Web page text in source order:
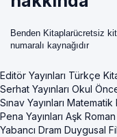
Benden Kitaplarücretsiz
numaralı kaynağıdır
Editör Yayınları Türkçe
Serhat Yayınları Okul
Sınav Yayınları Matematik
Pena Yayınları Aşk
Yabancı Dram Duygusal